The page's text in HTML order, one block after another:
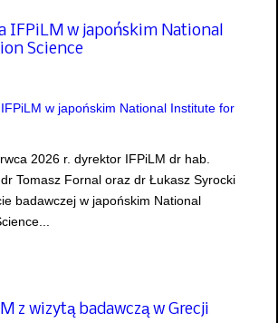
IFPiLM w japońskim National
Science
2026 r. dyrektor IFPiLM dr hab.
Tomasz Fornal oraz dr Łukasz Syrocki
badawczej w japońskim National
z wizytą badawczą w Grecji